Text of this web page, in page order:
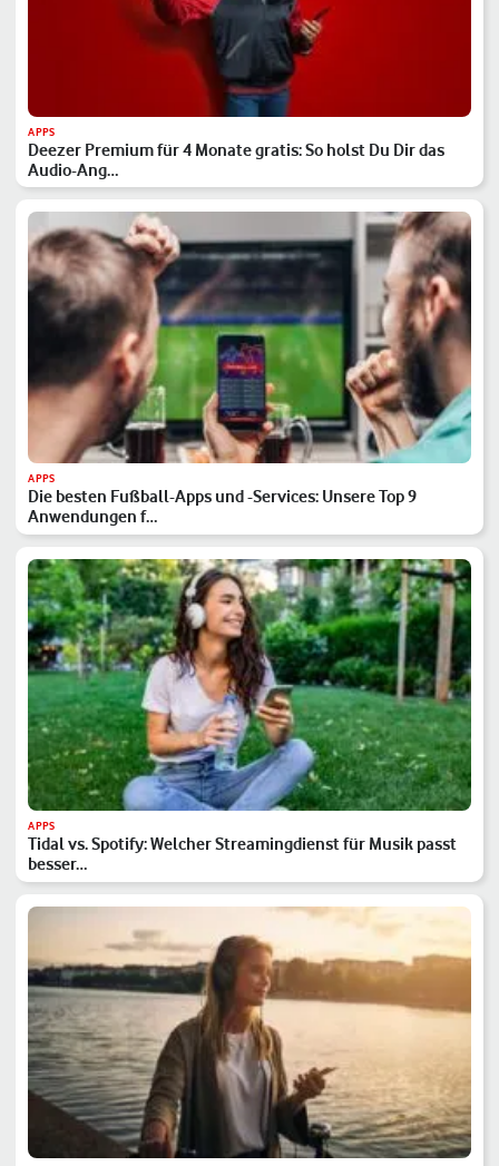
APPS
Deezer Premium für 4 Monate gratis: So holst Du Dir das
Audio-Ang…
APPS
Die besten Fußball-Apps und -Services: Unsere Top 9
Anwendungen f…
APPS
Tidal vs. Spotify: Welcher Streamingdienst für Musik passt
besser…